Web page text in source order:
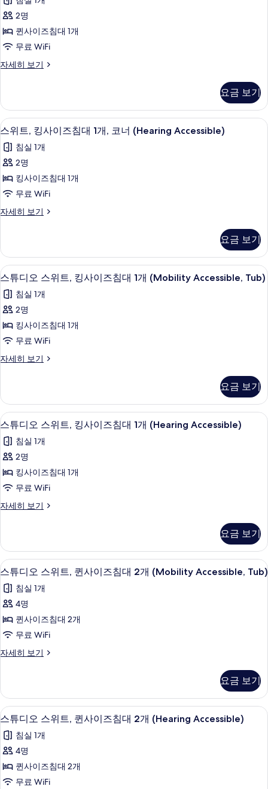
(Mobility
Accessible,
Roll-
in
Shower)
모
두
보
기
개,
너
(Mobility
Roll-
세
히
보
기
퀸
사
이
즈
1
개,
코
너
(Mobility/Hearing
Access,
Roll-
in
Shwr)
진
모
두
보
기
2명
퀸사이즈침대 1개
무료 WiFi
자세히 보기
스
사
이
즈
대
코
너
Access,
자
세
히
보
기
요금 보기
스
위
트,
킹
사
즈
대
개,
코
너
(Hearing
Accessible)
사
두
보
기
책상, 노트북 작업 공간, 다리미/다리
5
스위트, 킹사이즈침대 1개, 코너 (Hearing Accessible)
침실 1개
2명
킹사이즈침대 1개
무료 WiFi
자세히 보기
스
사
이
즈
대
코
너
Accessible)
보
기
요금 보기
스
튜
디
오
스
트,
사
이
즈
침
대
1
개
(Mobility
사
진
모
두
보
기
책상, 노트북 작업 공간, 다리미/다리
8
스튜디오 스위트, 킹사이즈침대 1개 (Mobility Accessible, Tub)
침실 1개
2명
킹사이즈침대 1개
무료 WiFi
자세히 보기
스
스
위
트,
사
이
침
대
개
자
세
히
보
기
요금 보기
스
튜
디
오
스
트,
사
이
즈
침
대
1
개
(Hearing
진
모
두
보
기
책상, 노트북 작업 공간, 다리미/다리
8
스튜디오 스위트, 킹사이즈침대 1개 (Hearing Accessible)
침실 1개
2명
킹사이즈침대 1개
무료 WiFi
자세히 보기
스
스
위
트,
사
이
침
대
개
세
히
보
기
요금 보기
스
튜
디
오
스
트,
사
이
즈
침
대
2
개
책상, 노트북 작업 공간, 다리미/다리
5
스튜디오 스위트, 퀸사이즈침대 2개 (Mobility Accessible, Tub)
침실 1개
4명
퀸사이즈침대 2개
무료 WiFi
자세히 보기
스
스
위
트,
사
이
침
대
요금 보기
스
튜
디
오
스
책상, 노트북 작업 공간, 다리미/다리
5
스튜디오 스위트, 퀸사이즈침대 2개 (Hearing Accessible)
침실 1개
4명
퀸사이즈침대 2개
무료 WiFi